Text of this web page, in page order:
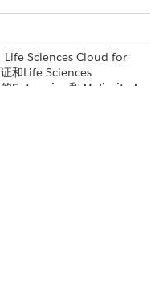
Life Sciences Cloud for
和Life Sciences
Enterprise 和 Unlimited
定义现场用户需要显示的
话中至少显示一次的内容。